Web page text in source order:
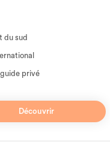
du sud
guide privé
Découvrir